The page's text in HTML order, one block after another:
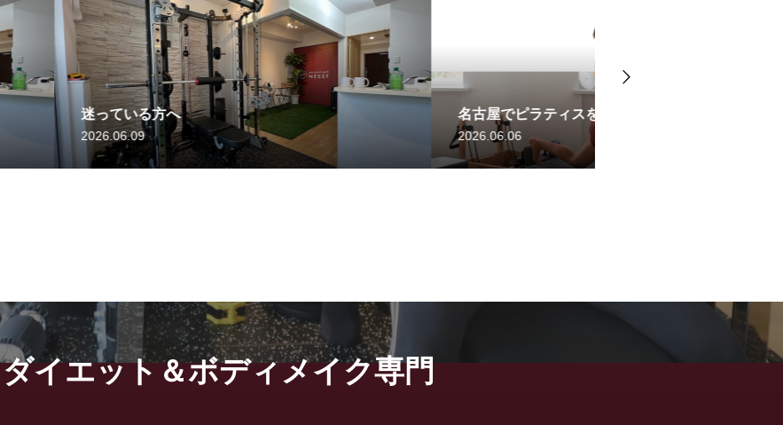
名古屋でピラティスをお探しの方へ
2026.06.06
ダイエット＆ボディメイク専門